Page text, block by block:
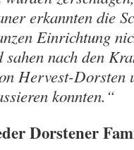
erkannten die
Einrichtung
nach den
Hervest-Dorsten
konnten.“
Dorstener